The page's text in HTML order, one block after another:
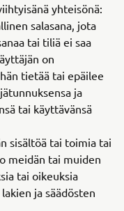
yhteisönä:
salasana, jota
tai tiliä ei saa
on
tietää tai epäilee
ja
tai käyttävänsä
sisältöä tai toimia tai
meidän tai muiden
tai oikeuksia
ja säädösten